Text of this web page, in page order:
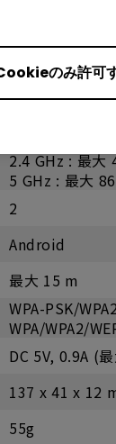
のみ許可
USB 3.0
2.4GHz / 5GHz
2.4 GHz : 最大
5 GHz : 最大
2
Android
最大 15 m
WPA-PSK/
WPA/WPA2/
DC 5V, 0.9A (
137 x 41 x 12
55g